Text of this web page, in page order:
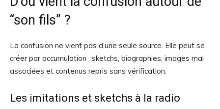
“son fils” ?
La confusion ne vient pas d’une seule source. Elle peut se
créer par accumulation : sketchs, biographies, images mal
associées et contenus repris sans vérification.
Les imitations et sketchs à la radio